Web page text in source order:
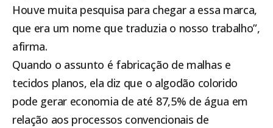
Houve muita pesquisa para chegar a essa marca,
que era um nome que traduzia o nosso trabalho”,
afirma.
Quando o assunto é fabricação de malhas e
tecidos planos, ela diz que o algodão colorido
pode gerar economia de até 87,5% de água em
relação aos processos convencionais de